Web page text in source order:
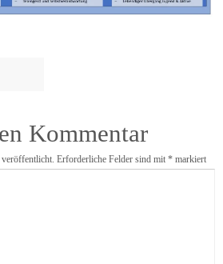
Kommentar
Erforderliche Felder sind mit * markiert